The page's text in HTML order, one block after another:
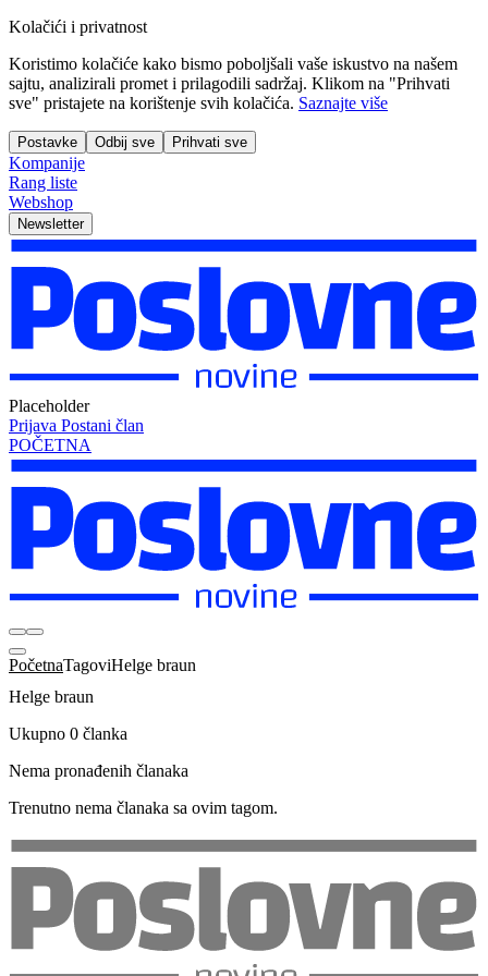
Kolačići i privatnost
Koristimo kolačiće kako bismo poboljšali vaše iskustvo na našem
sajtu, analizirali promet i prilagodili sadržaj. Klikom na "Prihvati
sve" pristajete na korištenje svih kolačića. Saznajte više
Postavke Odbij sve Prihvati sve
Kompanije
Rang liste
Webshop
Newsletter
Placeholder
Prijava Postani član
POČETNA
PočetnaTagoviHelge braun
Helge braun
Ukupno 0 članka
Nema pronađenih članaka
Trenutno nema članaka sa ovim tagom.